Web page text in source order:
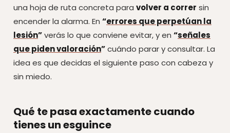
una hoja de ruta concreta para volver a correr sin
encender la alarma. En “errores que perpetúan la
lesión”verás lo que conviene evitar, y en “señales
que piden valoración”cuándo parar y consultar. La
idea es que decidas el siguiente paso con cabeza y
sin miedo.
Qué te pasa exactamente cuando
tienes un esguince